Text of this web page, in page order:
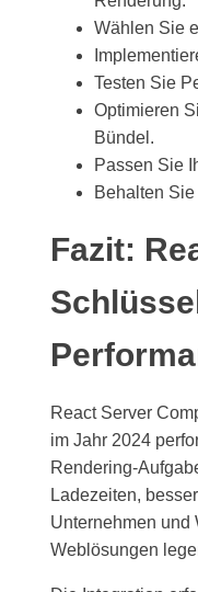
Wählen Sie
Testen Sie
Optimieren
Bündel.
Passen Sie
Behalten
Fazit:
React Server
im Jahr 2024
Rendering-
Ladezeiten,
Unternehmen und
Weblösungen